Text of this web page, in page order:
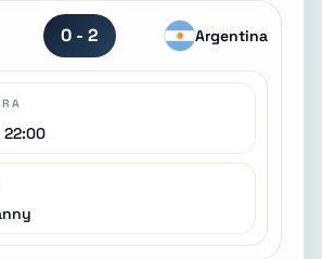
0 - 2 Argentina
22:00